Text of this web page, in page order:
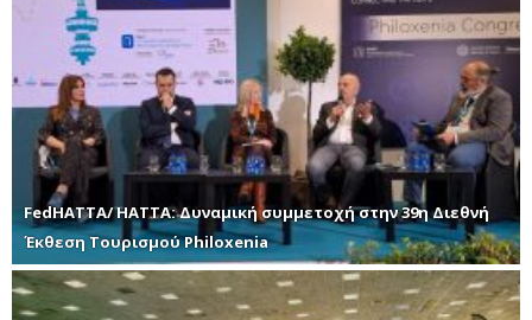
FedHATTA/ HATTA: Δυναμική συμμετοχή στην 39η Διεθνή
Έκθεση Τουρισμού Philoxenia